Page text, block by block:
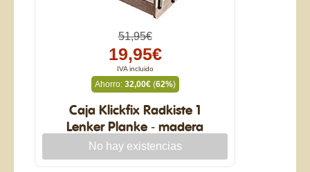
51,95€
19,95€
IVA incluido
Ahorro: 32,00€(62%)
Caja Klickfix Radkiste 1
Lenker Planke - madera
antigua